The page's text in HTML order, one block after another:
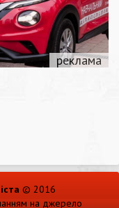
© 2016
на джерело